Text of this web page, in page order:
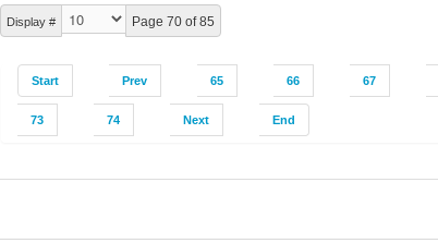
Display # Page 70 of 85
Start Prev 65 66 67
73 74 Next End